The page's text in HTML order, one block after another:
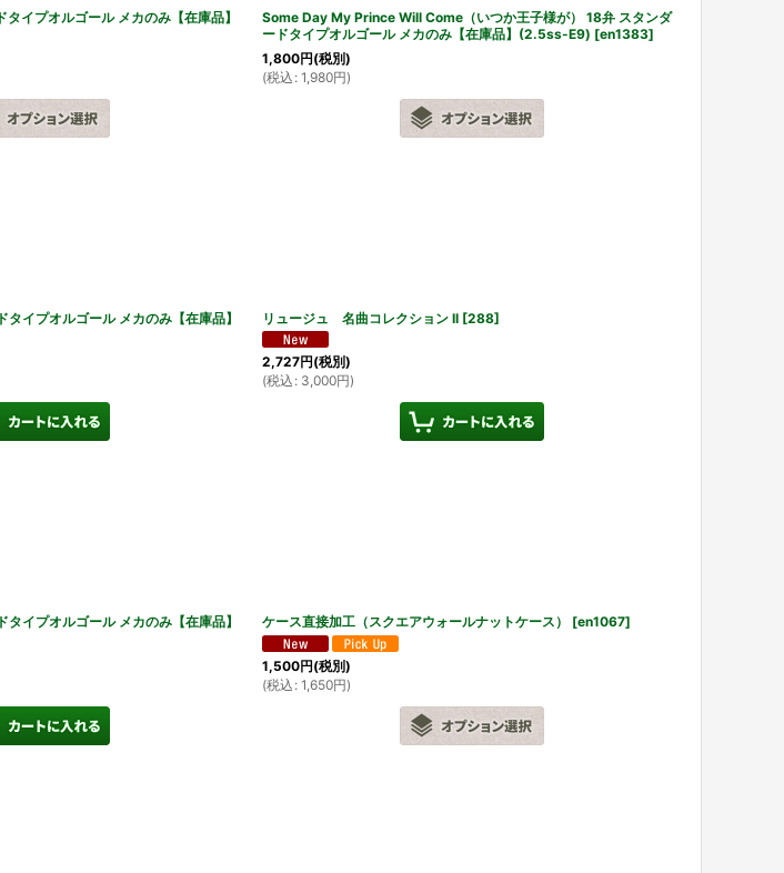
イプオルゴール メカのみ【在庫品】
Some Day My Prince Will Come（いつか王子様が） 18弁 スタンダ
ードタイプオルゴール メカのみ【在庫品】(2.5ss-E9) [en1383]
1,800円(税別)
(税込 : 1,980円)
イプオルゴール メカのみ【在庫品】
リュージュ 名曲コレクション II [288]
2,727円(税別)
(税込 : 3,000円)
イプオルゴール メカのみ【在庫品】
ケース直接加工（スクエアウォールナットケース） [en1067]
1,500円(税別)
(税込 : 1,650円)